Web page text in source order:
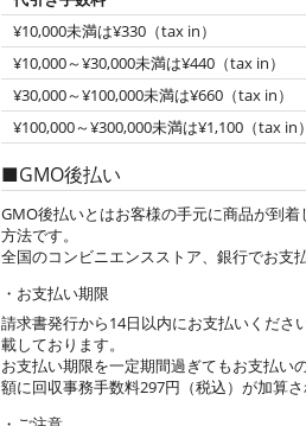
¥10,000未満は¥330（tax in）
¥10,000～¥30,000未満は¥440（tax in）
¥30,000～¥100,000未満は¥660（tax in）
¥100,000～¥300,000未満は¥1,100（tax in）
GMO後払い
GMO後払いとはお客様の手元に商品が到
方法です。
全国のコンビニエンスストア、銀行でお支
お支払い期限
請求書発行から14日以内にお支払いくださ
載しております。
お支払い期限を一定期間過ぎてもお支払い
額に回収事務手数料297円（税込）が加算